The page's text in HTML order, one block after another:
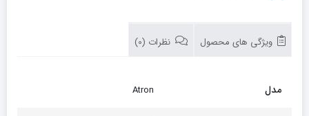
ویژگی های محصول نظرات (0)
مدل Atron